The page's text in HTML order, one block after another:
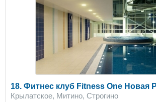
18. Фитнес клуб Fitness One Новая
Крылатское, Митино, Строгино